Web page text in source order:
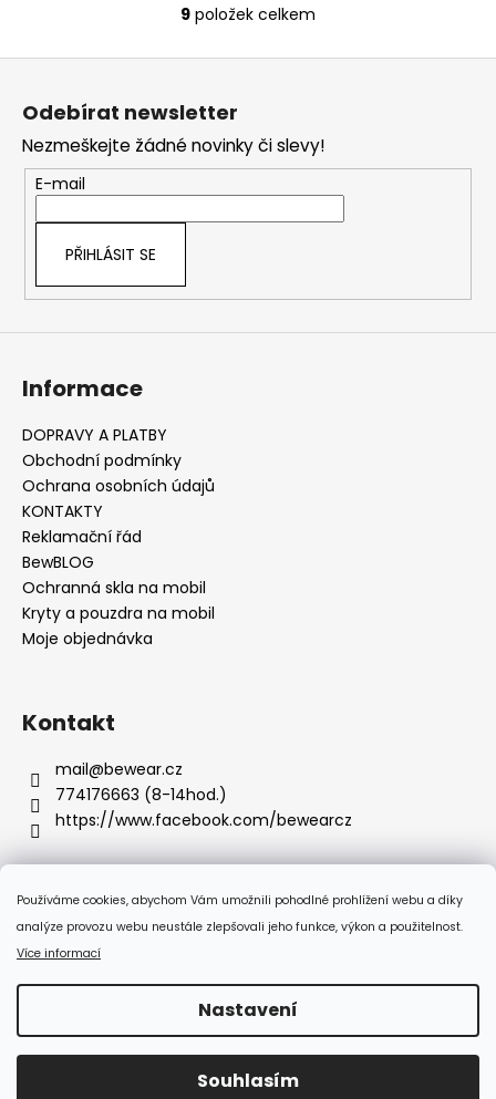
Používáme cookies, abychom Vám umožnili pohodlné prohlížení webu a díky
analýze provozu webu neustále zlepšovali jeho funkce, výkon a použitelnost.
Více informací
Nastavení
Souhlasím
O
a
c
í
p
k
v
9 položek celkem
Z
Odebírat newsletter
Nezmeškejte žádné novinky či slevy!
E-mail
PŘIHLÁSIT SE
Informace
DOPRAVY A PLATBY
Obchodní podmínky
Ochrana osobních údajů
KONTAKTY
Reklamační řád
BewBLOG
Ochranná skla na mobil
Kryty a pouzdra na mobil
Moje objednávka
Kontakt
mail@bewear.cz
774176663 (8-14hod.)
https://www.facebook.com/bewearcz
Přijímáme online platby
Bewear.cz. Všechna práva vyhrazena.